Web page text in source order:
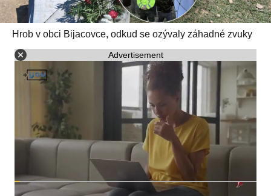
Hrob v obci Bijacovce, odkud se ozývaly záhadné zvuky
Advertisement